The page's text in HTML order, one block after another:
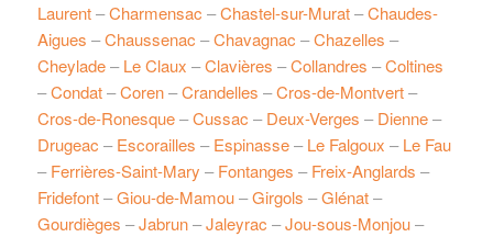
Laurent–Charmensac –Chastel-sur-Murat–Chaudes-
Aigues –Chaussenac –Chavagnac –Chazelles –
Cheylade–Le Claux –Clavières –Collandres –Coltines
–Condat–Coren–Crandelles –Cros-de-Montvert–
Cros-de-Ronesque–Cussac –Deux-Verges –Dienne–
Drugeac –Escorailles –Espinasse–Le Falgoux –Le Fau
–Ferrières-Saint-Mary –Fontanges –Freix-Anglards –
Fridefont–Giou-de-Mamou–Girgols –Glénat–
Gourdièges –Jabrun–Jaleyrac –Jou-sous-Monjou–